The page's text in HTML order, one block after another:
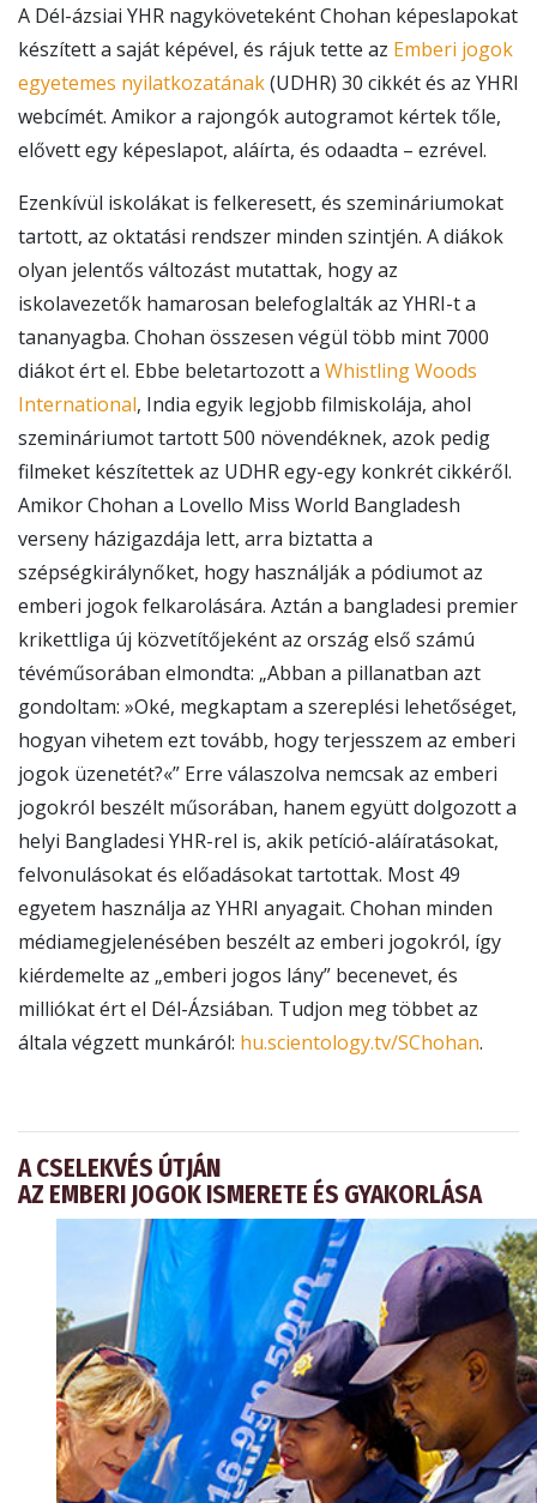
A Dél-ázsiai YHR nagyköveteként Chohan képeslapokat
készített a saját képével, és rájuk tette az Emberi jogok
egyetemes nyilatkozatának(UDHR) 30 cikkét és az YHRI
webcímét. Amikor a rajongók autogramot kértek tőle,
elővett egy képeslapot, aláírta, és odaadta – ezrével.
Ezenkívül iskolákat is felkeresett, és szemináriumokat
tartott, az oktatási rendszer minden szintjén. A diákok
olyan jelentős változást mutattak, hogy az
iskolavezetők hamarosan belefoglalták az YHRI-t a
tananyagba. Chohan összesen végül több mint 7000
diákot ért el. Ebbe beletartozott a Whistling Woods
International, India egyik legjobb filmiskolája, ahol
szemináriumot tartott 500 növendéknek, azok pedig
filmeket készítettek az UDHR egy-egy konkrét cikkéről.
Amikor Chohan a Lovello Miss World Bangladesh
verseny házigazdája lett, arra biztatta a
szépségkirálynőket, hogy használják a pódiumot az
emberi jogok felkarolására. Aztán a bangladesi premier
krikettliga új közvetítőjeként az ország első számú
tévéműsorában elmondta: „Abban a pillanatban azt
gondoltam: »Oké, megkaptam a szereplési lehetőséget,
hogyan vihetem ezt tovább, hogy terjesszem az emberi
jogok üzenetét?«” Erre válaszolva nemcsak az emberi
jogokról beszélt műsorában, hanem együtt dolgozott a
helyi Bangladesi YHR-rel is, akik petíció-aláíratásokat,
felvonulásokat és előadásokat tartottak. Most 49
egyetem használja az YHRI anyagait. Chohan minden
médiamegjelenésében beszélt az emberi jogokról, így
kiérdemelte az „emberi jogos lány” becenevet, és
milliókat ért el Dél-Ázsiában. Tudjon meg többet az
általa végzett munkáról: hu.scientology.tv/SChohan.
A CSELEKVÉS ÚTJÁN
AZ EMBERI JOGOK ISMERETE ÉS GYAKORLÁSA